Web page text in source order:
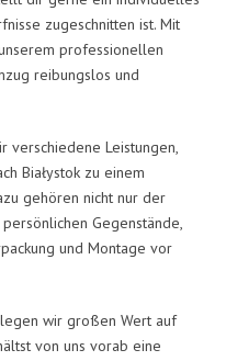
zugeschnitten ist. Mit
professionellen
reibungslos und
verschiedene Leistungen,
Białystok zu einem
gehören nicht nur der
Gegenstände,
und Montage vor
wir großen Wert auf
von uns vorab eine